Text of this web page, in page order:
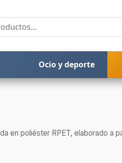
Ocio y deporte
en poliéster RPET, elaborado a